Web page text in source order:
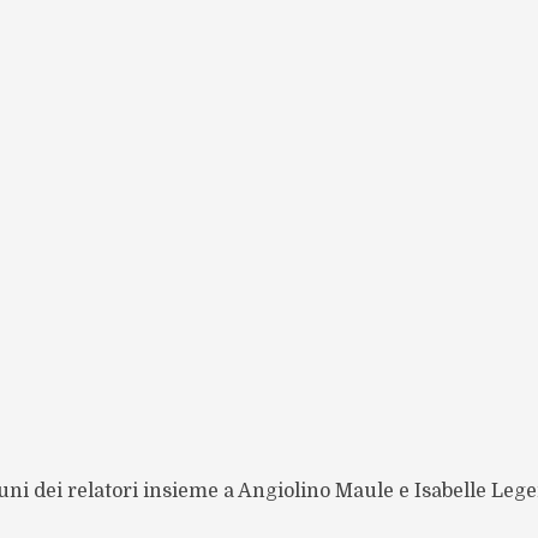
dei relatori insieme a Angiolino Maule e Isabelle